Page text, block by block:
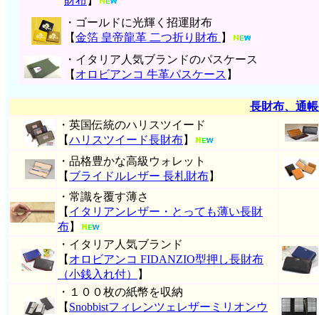
・ゴールドに光輝く招運財布
【金箔 皇帝龍革 二つ折り財布 】
・イタリア人気ブランドのパスケース
【 オロビアンコ 牛革パスケース 】
長財布、通
・英国伝統のハリスツイード
【ハリスツイード長財布】
・品格豊かな高級ウォレット
【 ブライドルレザー 長札財布】
・常識を覆す薄さ
【 イタリアンレザー・とっても薄い長財
布】
・イタリア人気ブランド
【 オロビアンコ FIDANZIO型押し長財布
（小銭入れ付）
】
・１００枚の紙幣を収納
【 Snobbistフィレンツェレザーミリオンウ